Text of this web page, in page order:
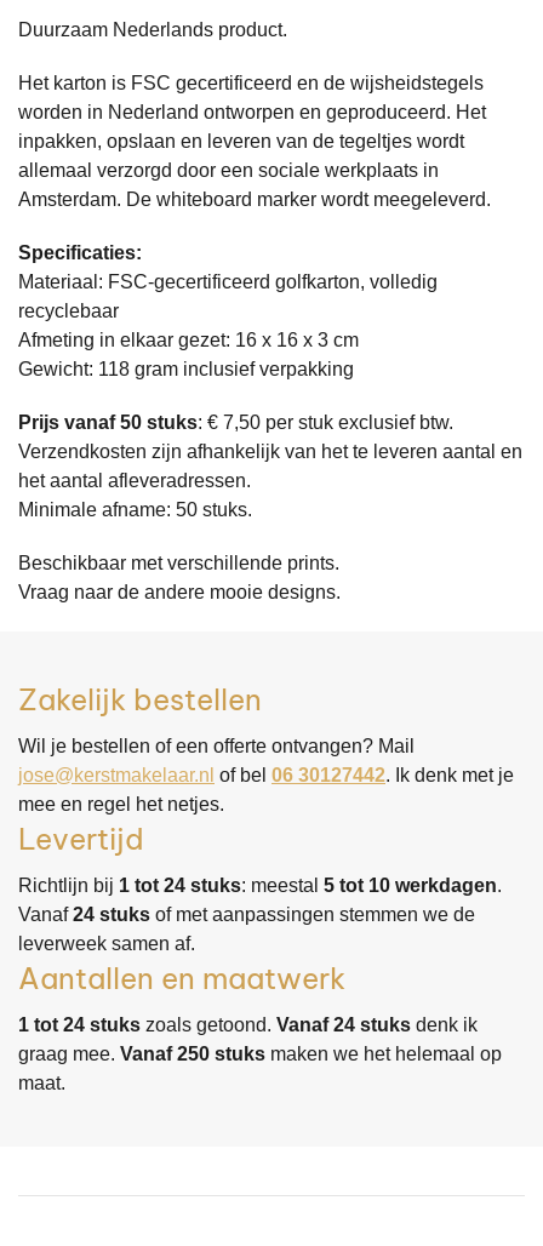
Duurzaam Nederlands product.
Het karton is FSC gecertificeerd en de wijsheidstegels
worden in Nederland ontworpen en geproduceerd. Het
inpakken, opslaan en leveren van de tegeltjes wordt
allemaal verzorgd door een sociale werkplaats in
Amsterdam. De whiteboard marker wordt meegeleverd.
Specificaties:
Materiaal: FSC-gecertificeerd golfkarton, volledig
recyclebaar
Afmeting in elkaar gezet: 16 x 16 x 3 cm
Gewicht: 118 gram inclusief verpakking
Prijs vanaf 50 stuks: € 7,50 per stuk exclusief btw.
​Verzendkosten zijn afhankelijk van het te leveren aantal en
het aantal afleveradressen.
Minimale afname: 50 stuks.
Beschikbaar met verschillende prints.
Vraag naar de andere mooie designs.
Zakelijk bestellen
Wil je bestellen of een offerte ontvangen? Mail
jose@kerstmakelaar.nl of bel 06 30127442. Ik denk met je
mee en regel het netjes.
Levertijd
Richtlijn bij 1 tot 24 stuks: meestal 5 tot 10 werkdagen.
Vanaf24 stuks of met aanpassingen stemmen we de
leverweek samen af.
Aantallen en maatwerk
1 tot 24 stuks zoals getoond. Vanaf 24 stuks denk ik
graag mee. Vanaf 250 stuks maken we het helemaal op
maat.